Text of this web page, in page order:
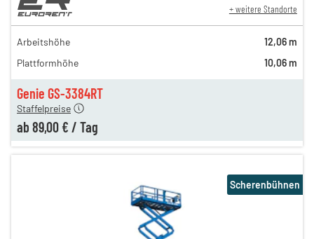
Genie GS-3384RT
139,00 €
120,00 €
109,00 €
99,00 €
Staffelpreise
ab 89,00 € / Tag
+ weitere Standorte
Arbeitshöhe
12,06 m
Plattformhöhe
10,06 m
Scherenbühnen